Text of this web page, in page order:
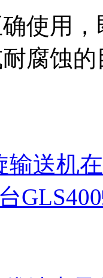
使用
腐蚀的
输送机